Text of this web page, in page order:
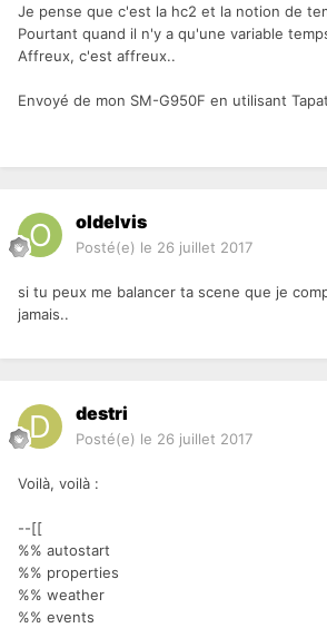
Je pense que c'est la hc2 et la notion de
Pourtant quand il n'y a qu'une variable
Affreux, c'est affreux..
Envoyé de mon SM-G950F en utilisant
oldelvis
Posté(e) le 26 juillet 2017
si tu peux me balancer ta scene que je
jamais..
destri
Posté(e) le 26 juillet 2017
Voilà, voilà :
--[[
%% autostart
%% properties
%% weather
%% events